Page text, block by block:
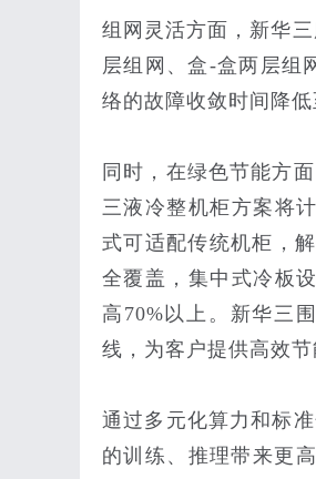
组网灵活方面，新华
层组网、盒-盒两层组
络的故障收敛时间降低
同时，在绿色节能方
三液冷整机柜方案将
式可适配传统机柜，
全覆盖，集中式冷板
高70%以上。新华三
线，为客户提供高效
通过多元化算力和标
的训练、推理带来更